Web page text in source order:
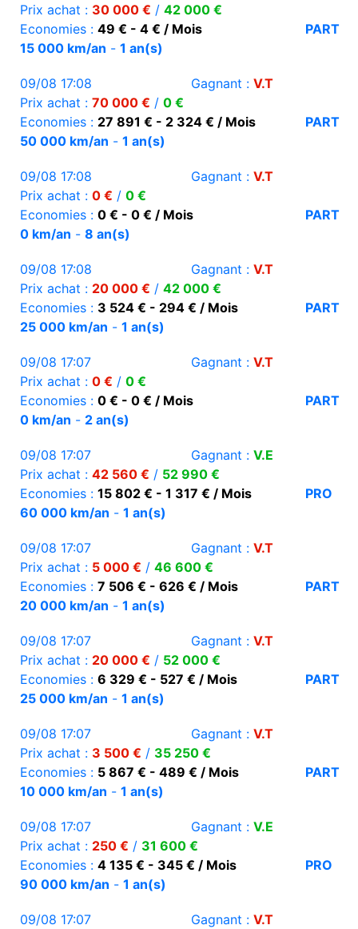
Prix achat : 30 000 € / 42 000 €
Economies : 49 € - 4 € / Mois
PART
15 000 km/an - 1 an(s)
09/08 17:08 Gagnant : V.T
Prix achat : 70 000 € / 0 €
Economies : 27 891 € - 2 324 € / Mois
PART
50 000 km/an - 1 an(s)
09/08 17:08 Gagnant : V.T
Prix achat : 0 € / 0 €
Economies : 0 € - 0 € / Mois
PART
0 km/an - 8 an(s)
09/08 17:08 Gagnant : V.T
Prix achat : 20 000 € / 42 000 €
Economies : 3 524 € - 294 € / Mois
PART
25 000 km/an - 1 an(s)
09/08 17:07 Gagnant : V.T
Prix achat : 0 € / 0 €
Economies : 0 € - 0 € / Mois
PART
0 km/an - 2 an(s)
09/08 17:07 Gagnant : V.E
Prix achat : 42 560 € / 52 990 €
Economies : 15 802 € - 1 317 € / Mois
PRO
60 000 km/an - 1 an(s)
09/08 17:07 Gagnant : V.T
Prix achat : 5 000 € / 46 600 €
Economies : 7 506 € - 626 € / Mois
PART
20 000 km/an - 1 an(s)
09/08 17:07 Gagnant : V.T
Prix achat : 20 000 € / 52 000 €
Economies : 6 329 € - 527 € / Mois
PART
25 000 km/an - 1 an(s)
09/08 17:07 Gagnant : V.T
Prix achat : 3 500 € / 35 250 €
Economies : 5 867 € - 489 € / Mois
PART
10 000 km/an - 1 an(s)
09/08 17:07 Gagnant : V.E
Prix achat : 250 € / 31 600 €
Economies : 4 135 € - 345 € / Mois
PRO
90 000 km/an - 1 an(s)
09/08 17:07 Gagnant : V.T